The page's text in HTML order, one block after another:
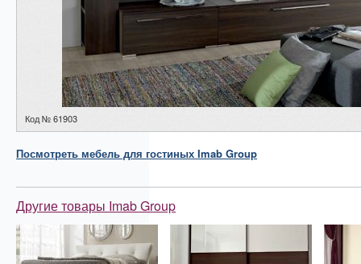
Код № 61903
Посмотреть мебель для гостиных Imab Group
Другие товары Imab Group